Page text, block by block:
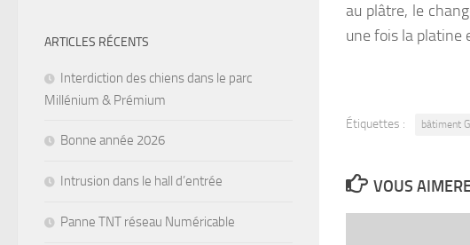
au plâtre, le
une fois la platine
Étiquettes : bâtiment G
VOUS
ARTICLES RÉCENTS
Interdiction des chiens dans le parc
Millénium & Prémium
Bonne année 2026
Intrusion dans le hall d’entrée
Panne TNT réseau Numéricable